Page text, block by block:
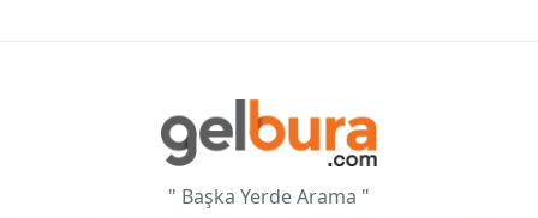
" Başka Yerde Arama "